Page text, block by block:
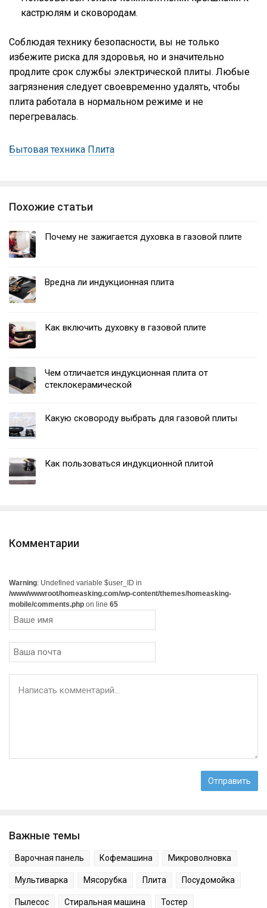
кастрюлям и сковородам.
Соблюдая технику безопасности, вы не только
избежите риска для здоровья, но и значительно
продлите срок службы электрической плиты. Любые
загрязнения следует своевременно удалять, чтобы
плита работала в нормальном режиме и не
перегревалась.
Бытовая техника Плита
Похожие статьи
Почему не зажигается духовка в газовой плите
Вредна ли индукционная плита
Как включить духовку в газовой плите
Чем отличается индукционная плита от
стеклокерамической
Какую сковороду выбрать для газовой плиты
Как пользоваться индукционной плитой
Комментарии
Warning: Undefined variable $user_ID in
/www/wwwroot/homeasking.com/wp-content/themes/homeasking-
mobile/comments.php on line 65
Важные темы
Варочная панель Кофемашина Микроволновка
Мультиварка Мясорубка Плита Посудомойка
Пылесос Стиральная машина Тостер